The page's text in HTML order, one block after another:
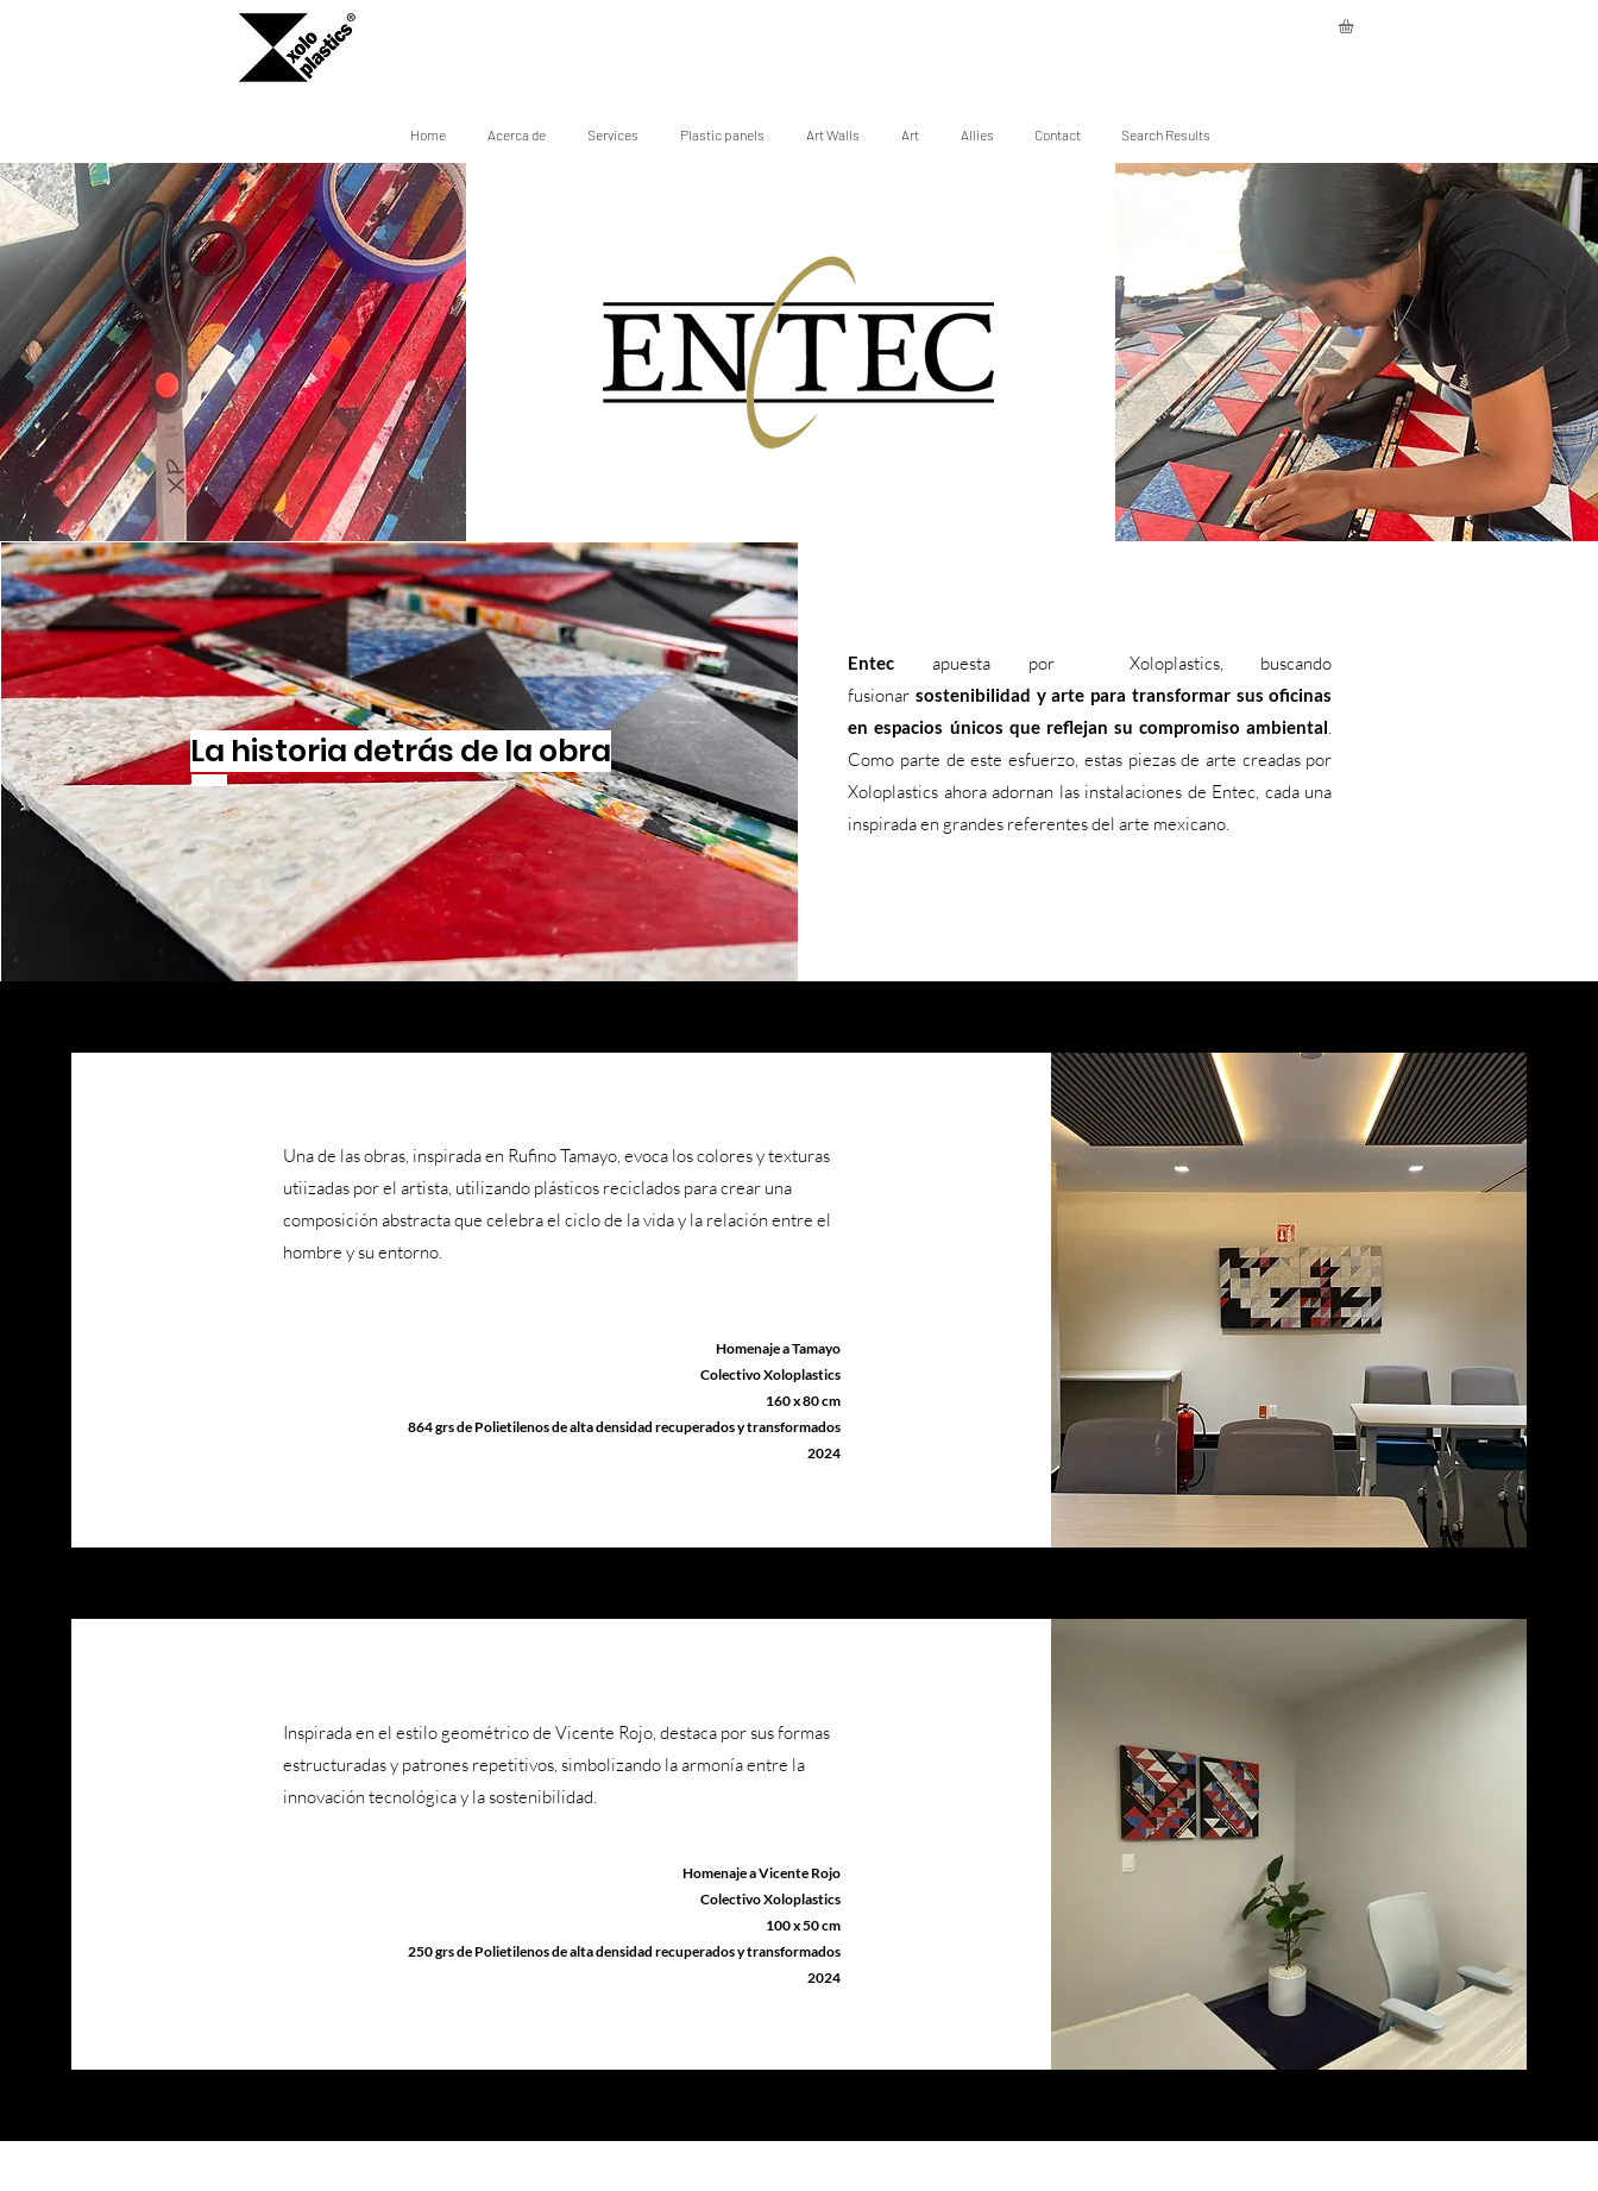
Home Acerca de Services Plastic panels Art Walls Art Allies Contact Search Results
La historia detrás de la obra
Entec apuesta por Xoloplastics, buscando
fusionarsostenibilidad y arte para transformar sus oficinas
en espacios únicos que reflejan su compromiso ambiental.
Como parte de este esfuerzo, estas piezas de arte creadas por
Xoloplastics ahora adornan las instalaciones de Entec, cada una
inspirada en grandes referentes del arte mexicano.
Una de las obras, inspirada en Rufino Tamayo, evoca los colores y texturas
utiizadas por el artista, utilizando plásticos reciclados para crear una
composición abstracta que celebra el ciclo de la vida y la relación entre el
hombre y su entorno.
Homenaje a Tamayo
Colectivo Xoloplastics
160 x 80 cm
864 grs de Polietilenos de alta densidad recuperados y transformados
​2024
Inspirada en el estilo geométrico de Vicente Rojo, destaca por sus formas
estructuradas y patrones repetitivos, simbolizando la armonía entre la
innovación tecnológica y la sostenibilidad.
Homenaje a Vicente Rojo
Colectivo Xoloplastics
100 x 50 cm
250 grs de Polietilenos de alta densidad recuperados y transformados
​2024